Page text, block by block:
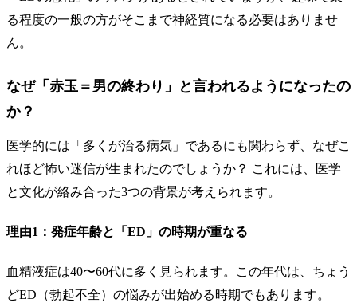
る程度の一般の方がそこまで神経質になる必要はありませ
ん。
なぜ「赤玉＝男の終わり」と言われるようになったの
か？
医学的には「多くが治る病気」であるにも関わらず、なぜこ
れほど怖い迷信が生まれたのでしょうか？ これには、医学
と文化が絡み合った3つの背景が考えられます。
理由1：発症年齢と「ED」の時期が重なる
血精液症は40〜60代に多く見られます。この年代は、ちょう
どED（勃起不全）の悩みが出始める時期でもあります。